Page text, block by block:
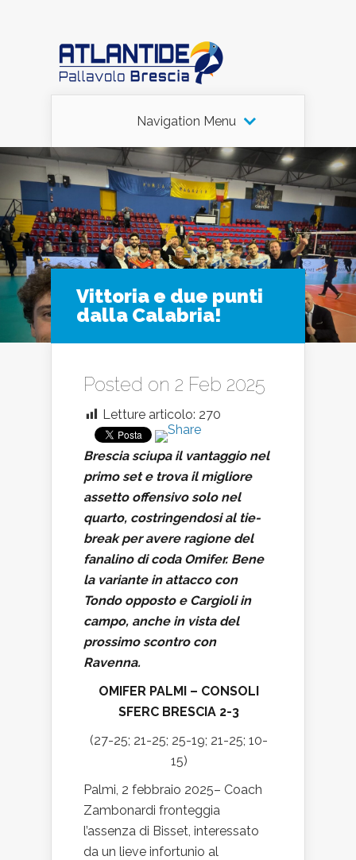
Navigation Menu
Vittoria e due punti
dalla Calabria!
Posted on 2 Feb 2025
Letture articolo: 270
Brescia sciupa il vantaggio nel
primo set e trova il migliore
assetto offensivo solo nel
quarto, costringendosi al tie-
break per avere ragione del
fanalino di coda Omifer. Bene
la variante in attacco con
Tondo opposto e Cargioli in
campo, anche in vista del
prossimo scontro con
Ravenna.
OMIFER PALMI – CONSOLI
SFERC BRESCIA 2-3
(27-25; 21-25; 25-19; 21-25; 10-
15)
Palmi, 2 febbraio 2025– Coach
Zambonardi fronteggia
l’assenza di Bisset, interessato
da un lieve infortunio al